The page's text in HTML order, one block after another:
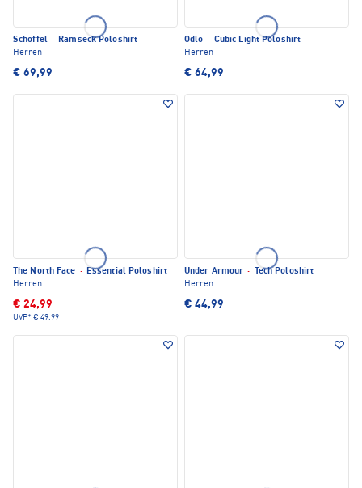
Schöffel · Ramseck Poloshirt
Herren
€ 69,99
Odlo · Cubic Light Poloshirt
Herren
€ 64,99
The North Face · Essential Poloshirt
Herren
€ 24,99
UVP* € 49,99
Under Armour ·
Tech Poloshirt
Herren
€ 44,99